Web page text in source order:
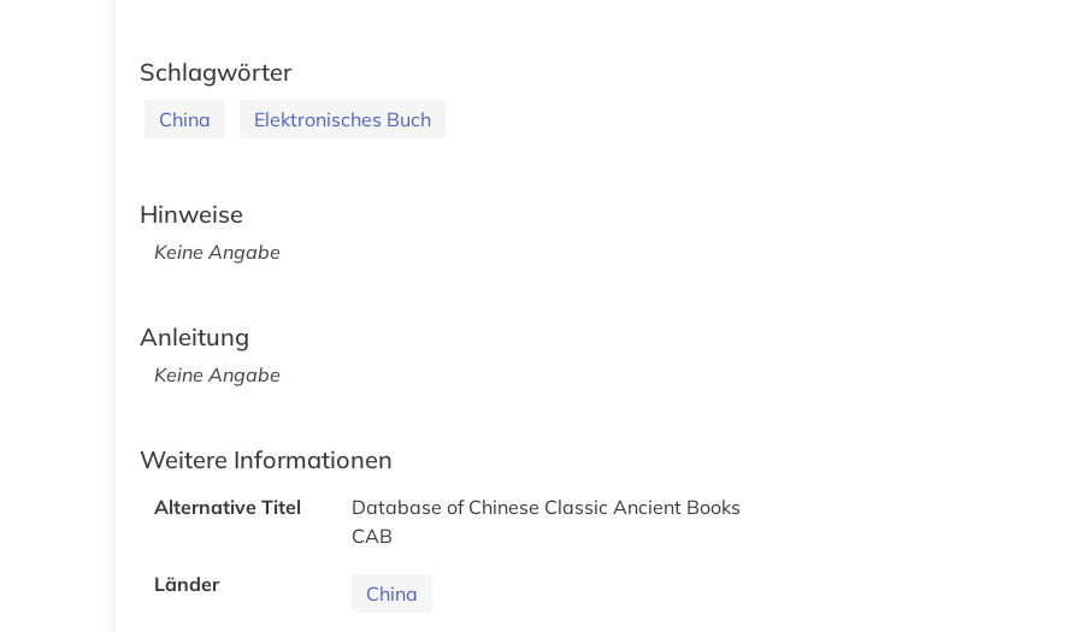
Schlagwörter
China Elektronisches Buch
Hinweise
Keine Angabe
Anleitung
Keine Angabe
Weitere Informationen
Alternative Titel
Database of Chinese Classic Ancient Books
CAB
Länder
China